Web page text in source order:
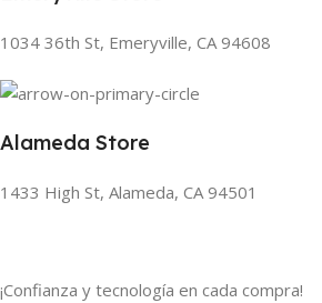
1034 36th St, Emeryville, CA 94608
Alameda Store
1433 High St, Alameda, CA 94501
¡Confianza y tecnología en cada compra!